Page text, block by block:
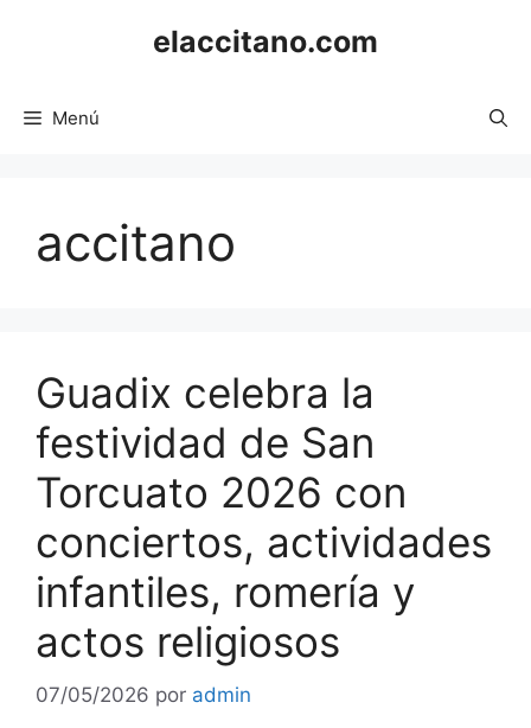
elaccitano.com
Menú
accitano
Guadix celebra la
festividad de San
Torcuato 2026 con
conciertos, actividades
infantiles, romería y
actos religiosos
07/05/2026 por admin